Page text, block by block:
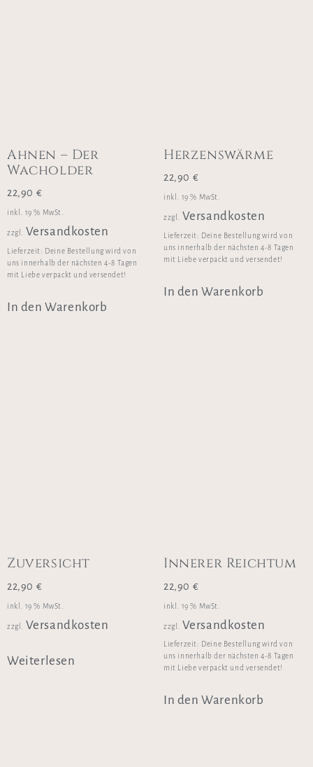
Ahnen – Der
Wacholder
22,90 €
inkl. 19 % MwSt.
zzgl. Versandkosten
Lieferzeit: Deine Bestellung wird von
uns innerhalb der nächsten 4-8 Tagen
mit Liebe verpackt und versendet!
In den Warenkorb
Herzenswärme
22,90 €
inkl. 19 % MwSt.
zzgl. Versandkosten
Lieferzeit: Deine Bestellung wird von
uns innerhalb der nächsten 4-8 Tagen
mit Liebe verpackt und versendet!
In den Warenkorb
Zuversicht
22,90 €
inkl. 19 % MwSt.
zzgl. Versandkosten
Weiterlesen
Innerer Reichtum
22,90 €
inkl. 19 % MwSt.
zzgl. Versandkosten
Lieferzeit: Deine Bestellung wird von
uns innerhalb der nächsten 4-8 Tagen
mit Liebe verpackt und versendet!
In den Warenkorb